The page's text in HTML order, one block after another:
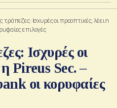
τράπεζες: Ισχυρές οι προοπτικές, λέει η
επιλογές
Ισχυρές οι
η Pireus Sec. –
οι κορυφαίες